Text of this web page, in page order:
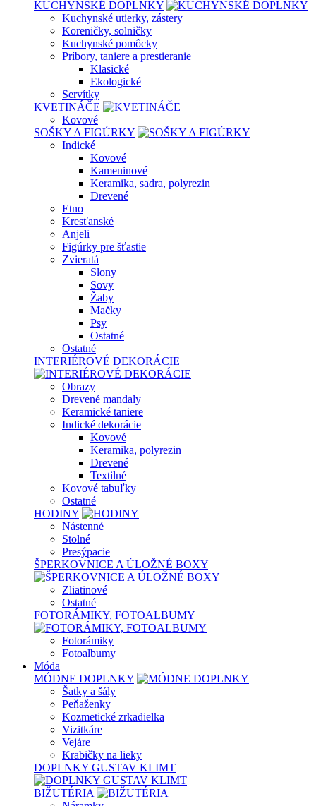
KUCHYNSKÉ DOPLNKY
Kuchynské utierky, zástery
Koreničky, solničky
Kuchynské pomôcky
Príbory, taniere a prestieranie
Klasické
Ekologické
Servítky
KVETINÁČE
Kovové
SOŠKY A FIGÚRKY
Indické
Kovové
Kameninové
Keramika, sadra, polyrezin
Drevené
Etno
Kresťanské
Anjeli
Figúrky pre šťastie
Zvieratá
Slony
Sovy
Žaby
Mačky
Psy
Ostatné
Ostatné
INTERIÉROVÉ DEKORÁCIE
Obrazy
Drevené mandaly
Keramické taniere
Indické dekorácie
Kovové
Keramika, polyrezin
Drevené
Textilné
Kovové tabuľky
Ostatné
HODINY
Nástenné
Stolné
Presýpacie
ŠPERKOVNICE A ÚLOŽNÉ BOXY
Zliatinové
Ostatné
FOTORÁMIKY, FOTOALBUMY
Fotorámiky
Fotoalbumy
Móda
MÓDNE DOPLNKY
Šatky a šály
Peňaženky
Kozmetické zrkadielka
Vizitkáre
Vejáre
Krabičky na lieky
DOPLNKY GUSTAV KLIMT
BIŽUTÉRIA